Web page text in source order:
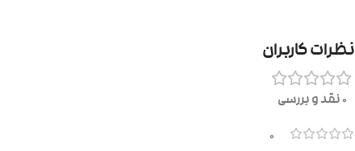
نظرات کاربران
0 نقد و بررسی
0